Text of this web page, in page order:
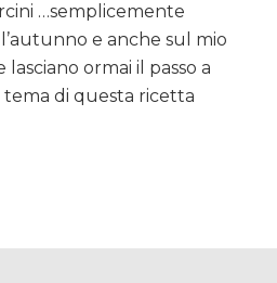
ai
funghi
porcini
…semplicemente
e anche sul mio
ormai il passo a
di questa ricetta